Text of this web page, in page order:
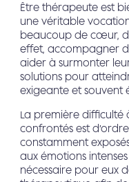
Être thérapeute est
une véritable
beaucoup de cœur,
effet, accompagner
aider à surmonter
solutions pour
exigeante et souvent
La première difficulté
confrontés est
constamment
aux émotions
nécessaire pour eux